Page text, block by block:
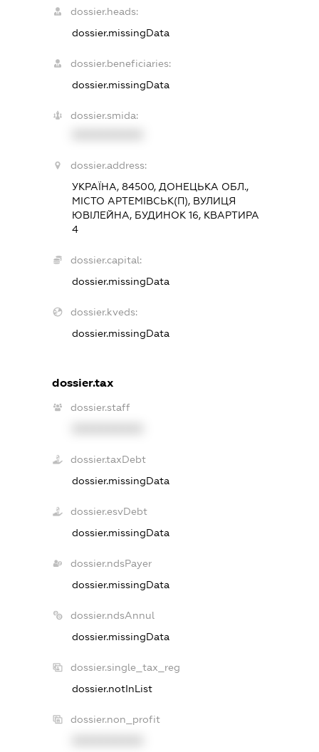
dossier.heads:
dossier.missingData
dossier.beneficiaries:
dossier.missingData
dossier.smida:
dossier.address:
УКРАЇНА, 84500, ДОНЕЦЬКА ОБЛ.,
МІСТО АРТЕМІВСЬК(П), ВУЛИЦЯ
ЮВІЛЕЙНА, БУДИНОК 16, КВАРТИРА
4
dossier.capital:
dossier.missingData
dossier.kveds:
dossier.missingData
dossier.tax
dossier.staff
dossier.taxDebt
dossier.missingData
dossier.esvDebt
dossier.missingData
dossier.ndsPayer
dossier.missingData
dossier.ndsAnnul
dossier.missingData
dossier.single_tax_reg
dossier.notInList
dossier.non_profit